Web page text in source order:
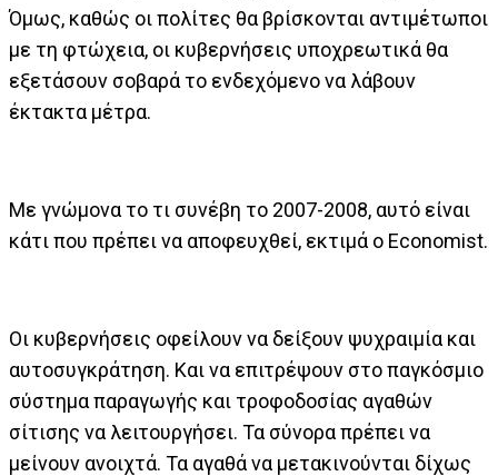
Όμως, καθώς οι πολίτες θα βρίσκονται αντιμέτωποι
με τη φτώχεια, οι κυβερνήσεις υποχρεωτικά θα
εξετάσουν σοβαρά το ενδεχόμενο να λάβουν
έκτακτα μέτρα.
Με γνώμονα το τι συνέβη το 2007-2008, αυτό είναι
κάτι που πρέπει να αποφευχθεί, εκτιμά ο Economist.
Οι κυβερνήσεις οφείλουν να δείξουν ψυχραιμία και
αυτοσυγκράτηση. Και να επιτρέψουν στο παγκόσμιο
σύστημα παραγωγής και τροφοδοσίας αγαθών
σίτισης να λειτουργήσει. Τα σύνορα πρέπει να
μείνουν ανοιχτά. Τα αγαθά να μετακινούνται δίχως